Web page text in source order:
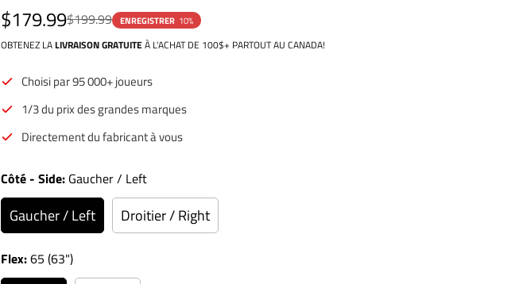
Prix de vente
$179.99
Prix régulier$199.99 ENREGISTRER 10%
OBTENEZ LALIVRAISON GRATUITEÀ L'ACHAT DE 100$+ PARTOUT AU CANADA!
Choisi par 95 000+ joueurs
1/3 du prix des grandes marques
Directement du fabricant à vous
Côté - Side: Gaucher / Left
Gaucher / Left Droitier / Right
Flex:65 (63")